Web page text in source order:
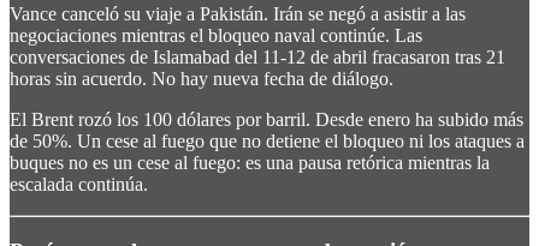
Vance canceló su viaje a Pakistán. Irán se negó a asistir a las
negociaciones mientras el bloqueo naval continúe. Las
conversaciones de Islamabad del 11-12 de abril fracasaron tras 21
horas sin acuerdo. No hay nueva fecha de diálogo.
El Brent rozó los 100 dólares por barril. Desde enero ha subido más
de 50%. Un cese al fuego que no detiene el bloqueo ni los ataques a
buques no es un cese al fuego: es una pausa retórica mientras la
escalada continúa.